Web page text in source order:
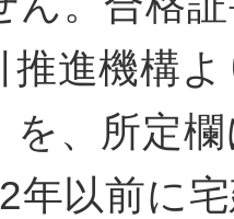
推進機構
を、所定
年以前に